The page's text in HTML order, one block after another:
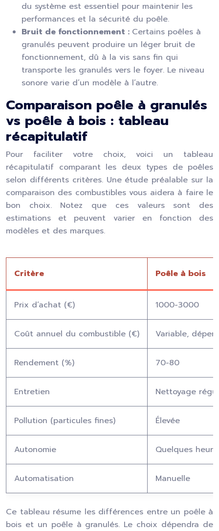
du système est essentiel pour maintenir les
performances et la sécurité du poêle.
Bruit de fonctionnement : Certains poêles à
granulés peuvent produire un léger bruit de
fonctionnement, dû à la vis sans fin qui
transporte les granulés vers le foyer. Le niveau
sonore varie d’un modèle à l’autre.
Comparaison poêle à granulés
vs poêle à bois : tableau
récapitulatif
Pour faciliter votre choix, voici un tableau
récapitulatif comparant les deux types de poêles
selon différents critères. Une étude préalable sur la
comparaison des combustibles vous aidera à faire le
bon choix. Notez que ces valeurs sont des
estimations et peuvent varier en fonction des
modèles et des marques.
Critère Poêle à bois
Prix d’achat (€) 1000-3000
Coût annuel du combustible (€) Variable,
Rendement (%) 70-80
Entretien Nettoyage
Pollution (particules fines) Élevée
Autonomie Quelques
Automatisation Manuelle
Ce tableau résume les différences entre un poêle à
bois et un poêle à granulés. Le choix dépendra de